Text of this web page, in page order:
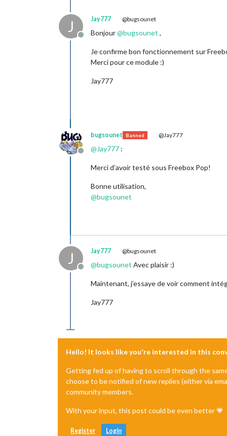
J
Offline
Jay777 @bugsounet
Bonjour@bugsounet ,
Je confirme bon fonctionnement sur
Merci pour ce module :)
Jay777
Offline
bugsounet Banned @Jay777
@Jay777 :
Merci d’avoir testé sous Freebox Pop!
Bonne utilisation,
@bugsounet
J
Offline
Jay777 @bugsounet
@bugsounet Avec plaisir :)
Maintenant, j’essaye de voir comment
Jay777
Hello! It looks like you're interested in this
Getting fed up of having to scroll through the
choose to be notified of new replies (either via
community members.
With your input, this post could be even better 💗
Register Login